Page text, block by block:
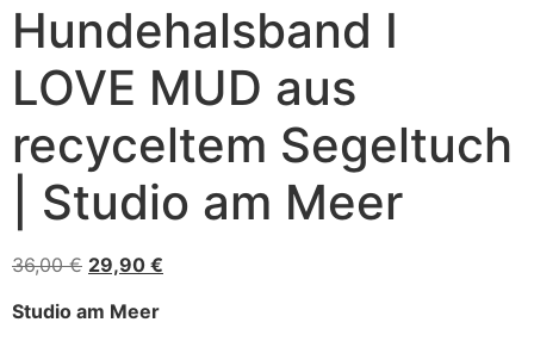
Hundehalsband I
LOVE MUD aus
recyceltem Segeltuch
| Studio am Meer
36,00€ 29,90 €
Studio am Meer